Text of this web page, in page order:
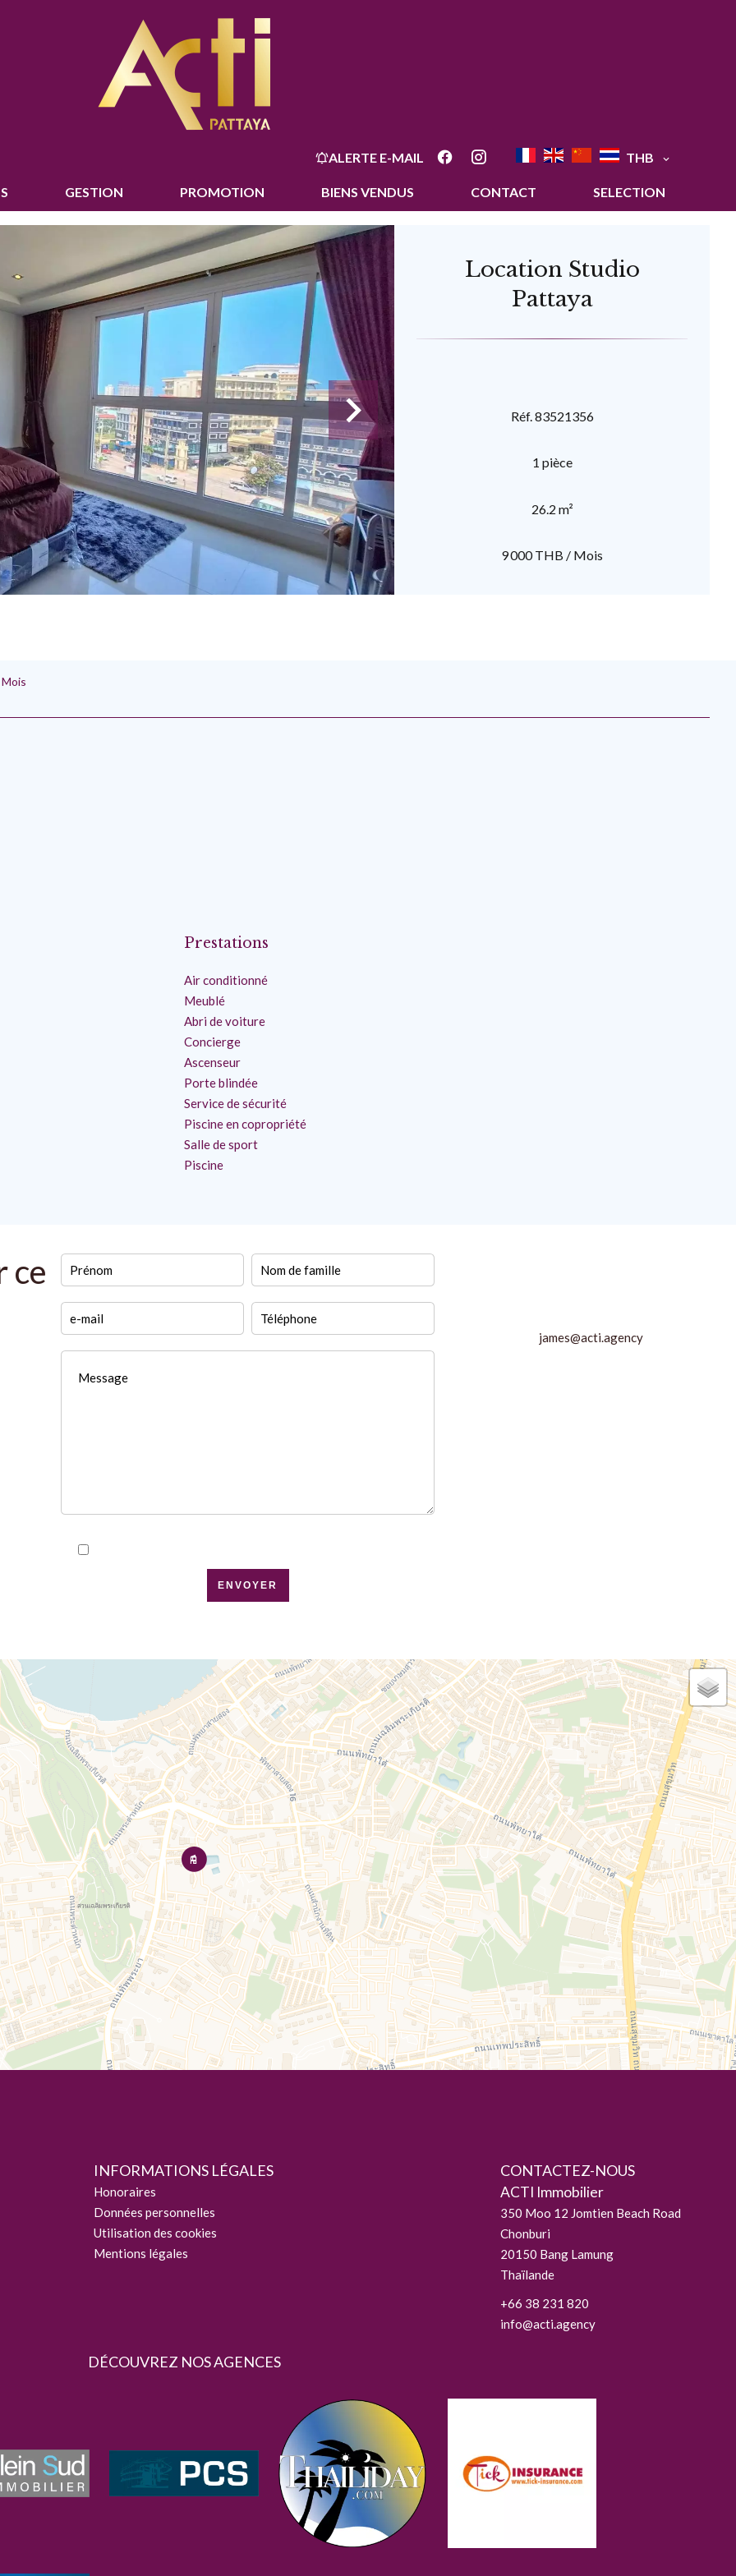
ALERTE E-MAIL THB
GESTION PROMOTION BIENS VENDUS CONTACT SELECTION
Location Studio
Pattaya
Réf. 83521356
1 pièce
26.2 m²
9 000 THB / Mois
Prestations
Air conditionné
Meublé
Abri de voiture
Concierge
Ascenseur
Porte blindée
Service de sécurité
Piscine en copropriété
Salle de sport
Piscine
ce
ENVOYER
james@acti.agency
INFORMATIONS LÉGALES
Honoraires
Données personnelles
Utilisation des cookies
Mentions légales
CONTACTEZ-NOUS
ACTI Immobilier
350 Moo 12 Jomtien Beach Road
Chonburi
20150 Bang Lamung
Thaïlande
+66 38 231 820
info@acti.agency
DÉCOUVREZ NOS AGENCES